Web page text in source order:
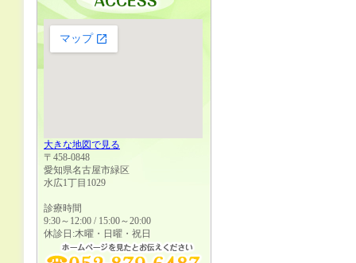
大きな地図で見る
〒458-0848
愛知県名古屋市緑区
水広1丁目1029
診療時間
9:30～12:00 / 15:00～20:00
休診日:木曜・日曜・祝日